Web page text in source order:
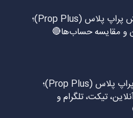
🔴انواع چالش پراپ پلاس (Prop Plus)؛
و مقایسه حساب‌ها🔴
🔴پشتیبانی پراپ پلاس (Prop Plus)؛
تیکت، تلگرام و